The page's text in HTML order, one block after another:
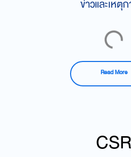
ข่าวและเหตุ
Read More
CSR